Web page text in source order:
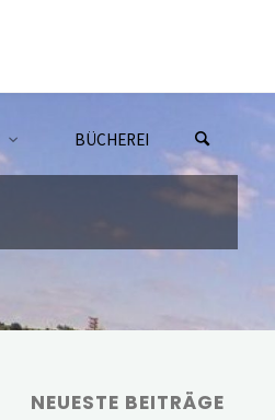
BÜCHEREI
NEUESTE BEITRÄGE